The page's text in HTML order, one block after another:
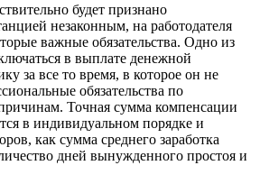
будет признано
незаконным, на работодателя
важные обязательства. Одно из
в выплате денежной
за все то время, в которое он не
обязательства по
Точная сумма компенсации
в индивидуальном порядке и
как сумма среднего заработка
дней вынужденного простоя и